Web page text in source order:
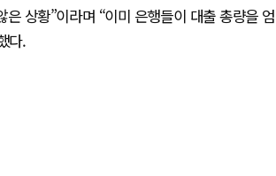
상황”이라며 “이미 은행들이 대출 총량을 엄
다.